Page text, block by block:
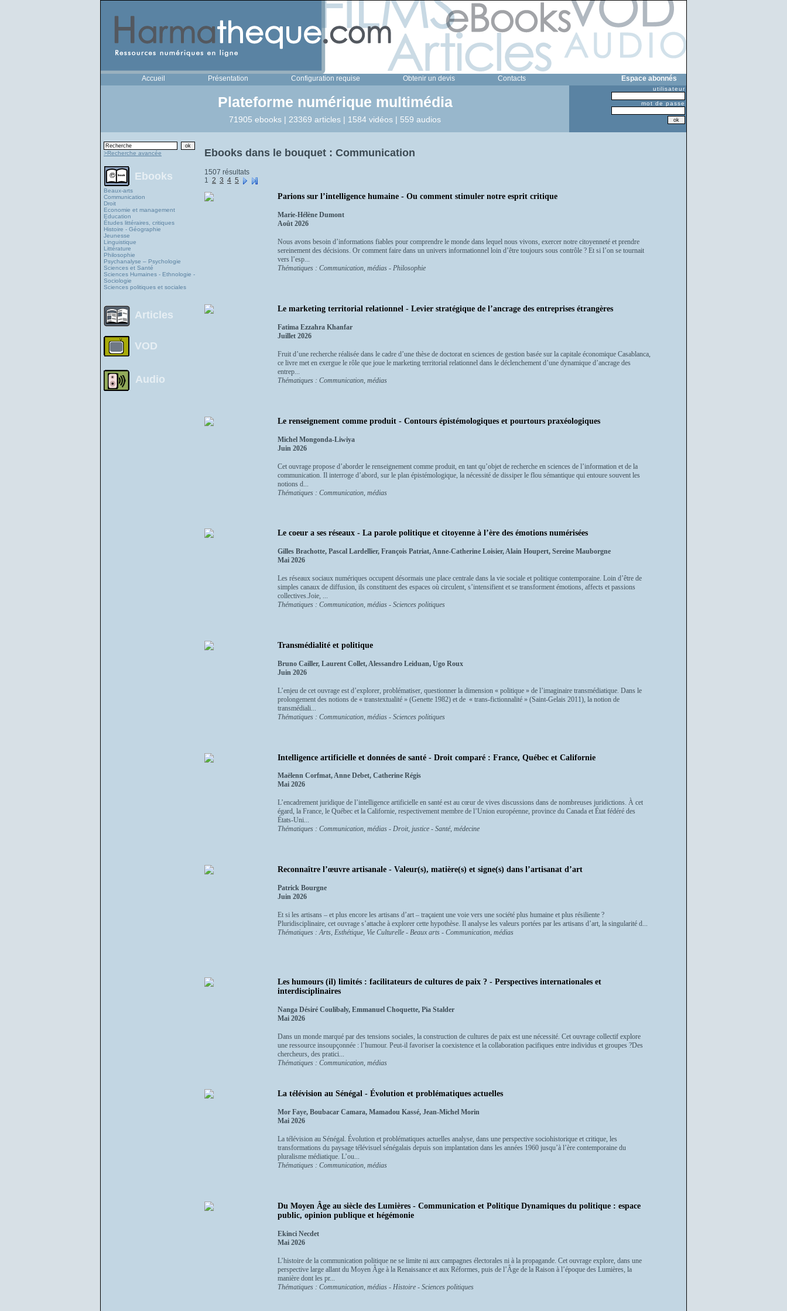
Accueil Présentation Configuration requise Obtenir un devis Contacts Espace abonnés
Plateforme numérique multimédia
71905 ebooks | 23369 articles | 1584 vidéos | 559 audios
utilisateur
mot de passe
>Recherche avancée
Ebooks
Beaux-arts
Communication
Droit
Economie et management
Education
Études littéraires, critiques
Histoire - Géographie
Jeunesse
Linguistique
Littérature
Philosophie
Psychanalyse – Psychologie
Sciences et Santé
Sciences Humaines - Ethnologie -
Sociologie
Sciences politiques et sociales
Articles
VOD
Audio
Ebooks dans le bouquet : Communication
1507 résultats
1 2 3 4 5
Parions sur l’intelligence humaine - Ou comment stimuler notre esprit critique
Marie-Hélène Dumont
Août 2026
Nous avons besoin d’informations fiables pour comprendre le monde dans lequel nous vivons, exercer notre citoyenneté et prendre
sereinement des décisions. Or comment faire dans un univers informationnel loin d’être toujours sous contrôle ? Et si l’on se tournait
vers l’esp...
Thématiques : Communication, médias - Philosophie
Le marketing territorial relationnel - Levier stratégique de l’ancrage des entreprises étrangères
Fatima Ezzahra Khanfar
Juillet 2026
Fruit d’une recherche réalisée dans le cadre d’une thèse de doctorat en sciences de gestion basée sur la capitale économique Casablanca,
ce livre met en exergue le rôle que joue le marketing territorial relationnel dans le déclenchement d’une dynamique d’ancrage des
entrep...
Thématiques : Communication, médias
Le renseignement comme produit - Contours épistémologiques et pourtours praxéologiques
Michel Mongonda-Liwiya
Juin 2026
Cet ouvrage propose d’aborder le renseignement comme produit, en tant qu’objet de recherche en sciences de l’information et de la
communication. Il interroge d’abord, sur le plan épistémologique, la nécessité de dissiper le flou sémantique qui entoure souvent les
notions d...
Thématiques : Communication, médias
Le coeur a ses réseaux - La parole politique et citoyenne à l’ère des émotions numérisées
Gilles Brachotte, Pascal Lardellier, François Patriat, Anne-Catherine Loisier, Alain Houpert, Sereine Mauborgne
Mai 2026
Les réseaux sociaux numériques occupent désormais une place centrale dans la vie sociale et politique contemporaine. Loin d’être de
simples canaux de diffusion, ils constituent des espaces où circulent, s’intensifient et se transforment émotions, affects et passions
collectives.Joie, ...
Thématiques : Communication, médias - Sciences politiques
Transmédialité et politique
Bruno Cailler, Laurent Collet, Alessandro Leiduan, Ugo Roux
Juin 2026
L’enjeu de cet ouvrage est d’explorer, problématiser, questionner la dimension « politique » de l’imaginaire transmédiatique. Dans le
prolongement des notions de « transtextualité » (Genette 1982) et de « trans-fictionnalité » (Saint-Gelais 2011), la notion de
transmédiali...
Thématiques : Communication, médias - Sciences politiques
Intelligence artificielle et données de santé - Droit comparé : France, Québec et Californie
Maëlenn Corfmat, Anne Debet, Catherine Régis
Mai 2026
L’encadrement juridique de l’intelligence artificielle en santé est au cœur de vives discussions dans de nombreuses juridictions. À cet
égard, la France, le Québec et la Californie, respectivement membre de l’Union européenne, province du Canada et État fédéré des
États-Uni...
Thématiques : Communication, médias - Droit, justice - Santé, médecine
Reconnaître l’œuvre artisanale - Valeur(s), matière(s) et signe(s) dans l’artisanat d’art
Patrick Bourgne
Juin 2026
Et si les artisans – et plus encore les artisans d’art – traçaient une voie vers une société plus humaine et plus résiliente ?
Pluridisciplinaire, cet ouvrage s’attache à explorer cette hypothèse. Il analyse les valeurs portées par les artisans d’art, la singularité d...
Thématiques : Arts, Esthétique, Vie Culturelle - Beaux arts - Communication, médias
Les humours (il) limités : facilitateurs de cultures de paix ? - Perspectives internationales et
interdisciplinaires
Nanga Désiré Coulibaly, Emmanuel Choquette, Pia Stalder
Mai 2026
Dans un monde marqué par des tensions sociales, la construction de cultures de paix est une nécessité. Cet ouvrage collectif explore
une ressource insoupçonnée : l’humour. Peut-il favoriser la coexistence et la collaboration pacifiques entre individus et groupes ?Des
chercheurs, des pratici...
Thématiques : Communication, médias
La télévision au Sénégal - Évolution et problématiques actuelles
Mor Faye, Boubacar Camara, Mamadou Kassé, Jean-Michel Morin
Mai 2026
La télévision au Sénégal. Évolution et problématiques actuelles analyse, dans une perspective sociohistorique et critique, les
transformations du paysage télévisuel sénégalais depuis son implantation dans les années 1960 jusqu’à l’ère contemporaine du
pluralisme médiatique. L’ou...
Thématiques : Communication, médias
Du Moyen Âge au siècle des Lumières - Communication et Politique Dynamiques du politique : espace
public, opinion publique et hégémonie
Ekinci Necdet
Mai 2026
L’histoire de la communication politique ne se limite ni aux campagnes électorales ni à la propagande. Cet ouvrage explore, dans une
perspective large allant du Moyen Âge à la Renaissance et aux Réformes, puis de l’Âge de la Raison à l’époque des Lumières, la
manière dont les pr...
Thématiques : Communication, médias - Histoire - Sciences politiques